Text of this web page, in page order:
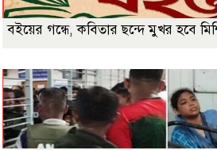
বইয়ের গন্ধে, কবিতার ছন্দে মুখর হবে